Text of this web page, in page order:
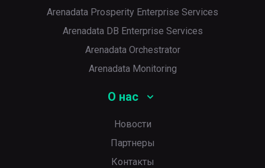
Arenadata Prosperity Enterprise Services
Arenadata DB Enterprise Services
Arenadata Orchestrator
Arenadata Monitoring
О нас
Новости
Партнеры
Контакты